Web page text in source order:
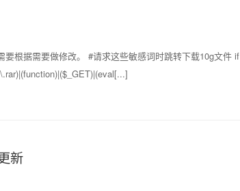
根据需要做修改。 #请求这些敏感词时跳转下载10g文件 if
新